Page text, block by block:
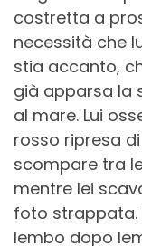
costretta a
necessità che
stia accanto,
già apparsa la
al mare. Lui
rosso ripresa
scompare tra
mentre lei
foto strappata.
lembo dopo